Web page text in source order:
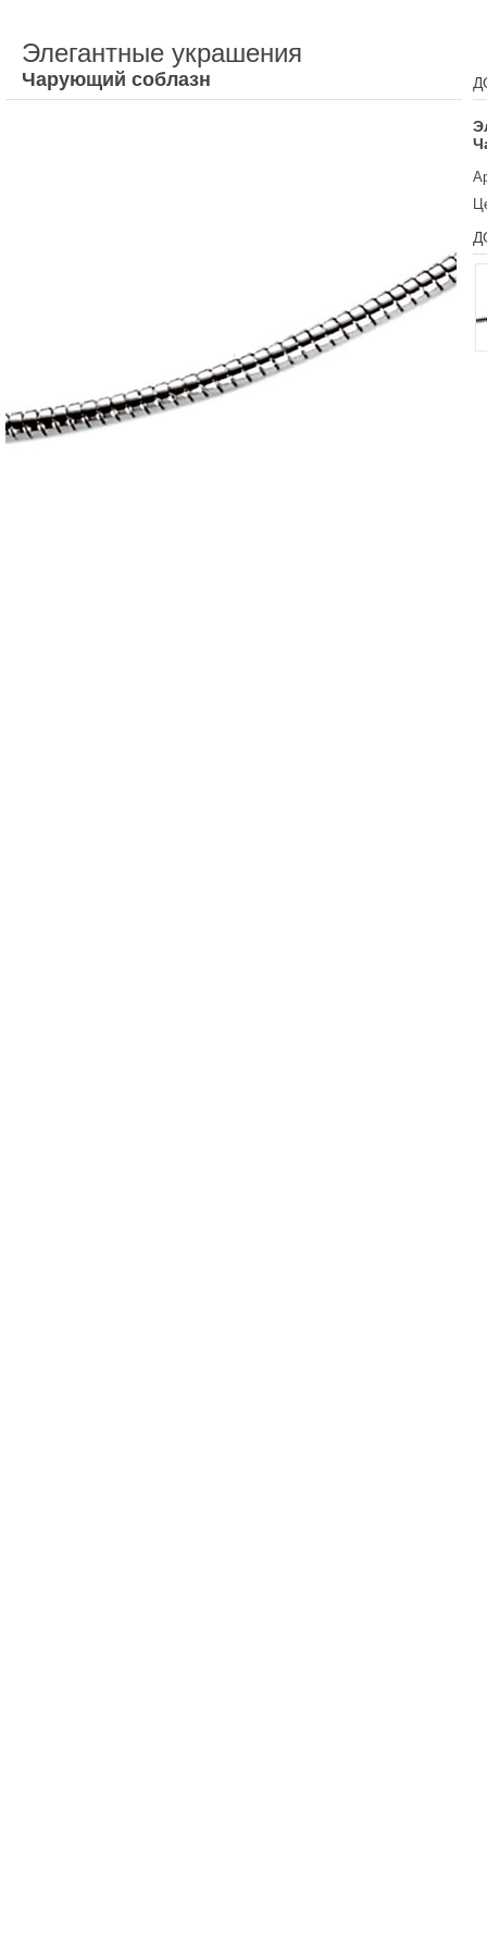
Элегантные украшения
Чарующий соблазн